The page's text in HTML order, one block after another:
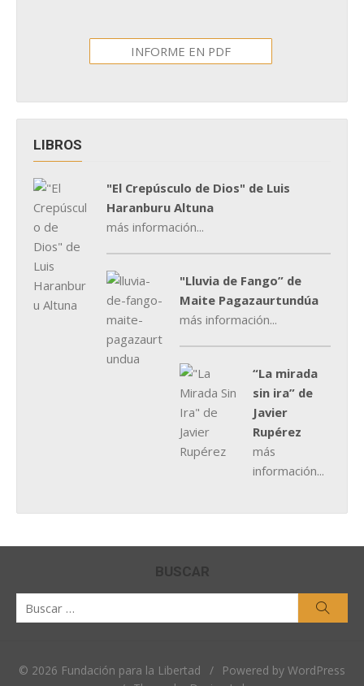
INFORME EN PDF
LIBROS
"El Crepúsculo de Dios" de Luis
Haranburu Altuna
más información...
"Lluvia de Fango” de
Maite Pagazaurtundúa
más información...
“La mirada
sin ira” de
Javier
Rupérez
más
información...
BUSCAR
© 2026 Fundación para la Libertad /
Powered by WordPress